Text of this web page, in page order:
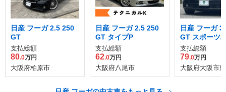
日産 フーガ 2.5 250
GT
支払総額
80.0万円
大阪府柏原市
日産 フーガ 2.5 250
GT タイプP
支払総額
62.0万円
大阪府八尾市
日産 フーガ
GT スポーツ
ジ
支払総額
79.0万円
大阪府大阪市